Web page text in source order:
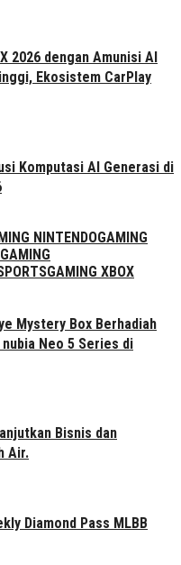
2026 dengan Amunisi AI
Ekosistem CarPlay
Komputasi AI Generasi di
NINTENDOGAMING
GAMING
GAMING XBOX
Mystery Box Berhadiah
Neo 5 Series di
Bisnis dan
Air.
Diamond Pass MLBB